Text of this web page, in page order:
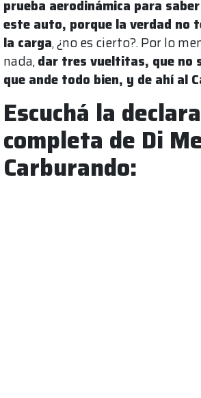
prueba aerodinámica para
este auto, porque la verdad no
la carga, ¿no es cierto?. Por lo
nada,dar tres vueltitas, que no
que ande todo bien, y de ahí al
Escuchá la
completa de Di
Carburando: